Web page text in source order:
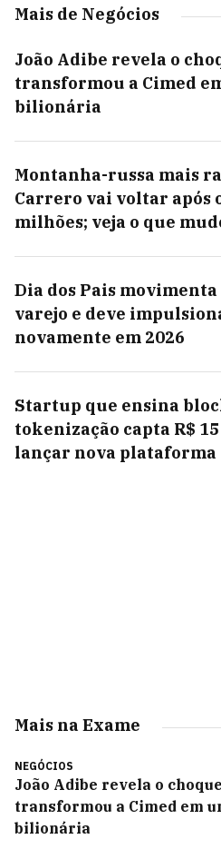
Mais de Negócios
João Adibe revela o
transformou a Cimed
bilionária
Montanha-russa mais
Carrero vai voltar após
milhões; veja o que
Dia dos Pais movimenta
varejo e deve
novamente em 2026
Startup que ensina
tokenização capta R$
lançar nova plataforma
Mais na Exame
NEGÓCIOS
João Adibe revela o
transformou a Cimed em
bilionária